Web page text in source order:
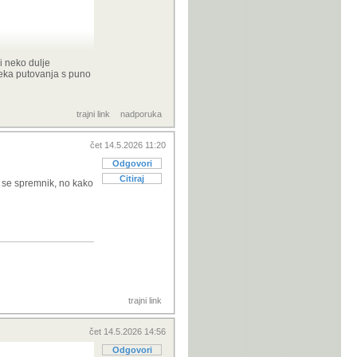
oko
dometa
neko dulje
putovanja s puno
trajni link nadporuka
čet 14.5.2026 11:20
Odgovori
Citiraj
spremnik, no kako
trajni link
čet 14.5.2026 14:56
Odgovori